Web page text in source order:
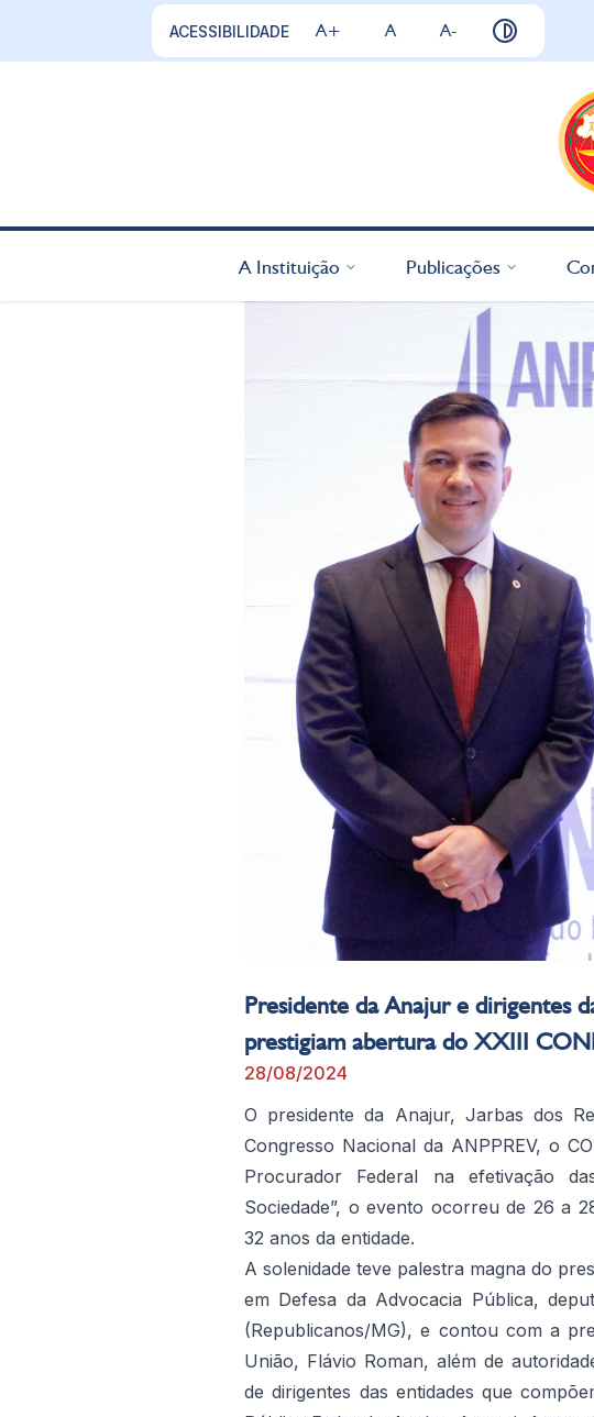
ACESSIBILIDADE A+ A A-
A Instituição Publicações
Presidente da Anajur e dirigentes
prestigiam abertura do XXIII
28/08/2024
O presidente da Anajur, Jarbas dos
Congresso Nacional da ANPPREV, o
Procurador Federal na efetivação
Sociedade”, o evento ocorreu de 26 a
32 anos da entidade.
A solenidade teve palestra magna do
em Defesa da Advocacia Pública,
(Republicanos/MG), e contou com a
União, Flávio Roman, além de
de dirigentes das entidades que